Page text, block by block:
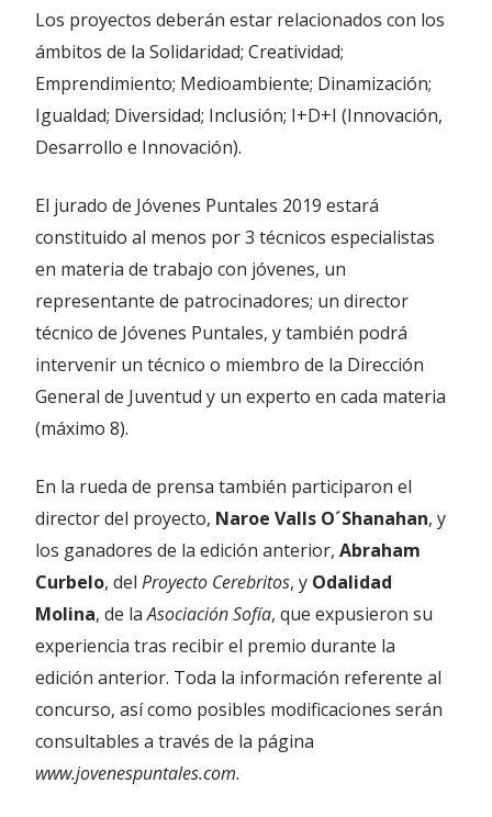
Los proyectos deberán estar relacionados con los
ámbitos de la Solidaridad; Creatividad;
Emprendimiento; Medioambiente; Dinamización;
Igualdad; Diversidad; Inclusión; I+D+I (Innovación,
Desarrollo e Innovación).
El jurado de Jóvenes Puntales 2019 estará
constituido al menos por 3 técnicos especialistas
en materia de trabajo con jóvenes, un
representante de patrocinadores; un director
técnico de Jóvenes Puntales, y también podrá
intervenir un técnico o miembro de la Dirección
General de Juventud y un experto en cada materia
(máximo 8).
En la rueda de prensa también participaron el
director del proyecto, Naroe Valls O´Shanahan, y
los ganadores de la edición anterior, Abraham
Curbelo, del Proyecto Cerebritos, y Odalidad
Molina, de laAsociación Sofía, que expusieron su
experiencia tras recibir el premio durante la
edición anterior. Toda la información referente al
concurso, así como posibles modificaciones serán
consultables a través de la página
www.jovenespuntales.com.